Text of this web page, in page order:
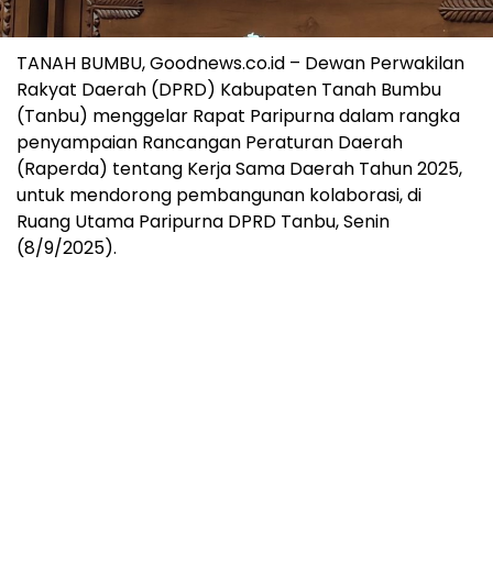
TANAH BUMBU, Goodnews.co.id – Dewan Perwakilan
Rakyat Daerah (DPRD) Kabupaten Tanah Bumbu
(Tanbu) menggelar Rapat Paripurna dalam rangka
penyampaian Rancangan Peraturan Daerah
(Raperda) tentang Kerja Sama Daerah Tahun 2025,
untuk mendorong pembangunan kolaborasi, di
Ruang Utama Paripurna DPRD Tanbu, Senin
(8/9/2025).